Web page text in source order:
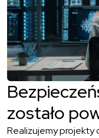
zostało
Realizujemy projekty